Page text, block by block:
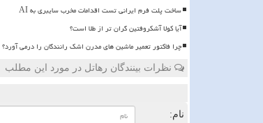
ساخت پلت فرم ایرانی تست اقدامات مخرب سایبری به AI
آیا کولا آشکروفتین گران تر از طلا است؟
چرا فاکتور تعمیر ماشین های مدرن اشک رانندگان را درمی آورد؟
نظرات بینندگان رهاتل در مورد این مطلب
نام: